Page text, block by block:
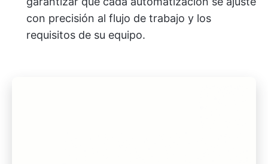
con precisión al flujo de trabajo y los
requisitos de su equipo.